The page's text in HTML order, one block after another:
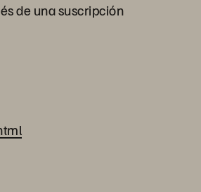
de una suscripción